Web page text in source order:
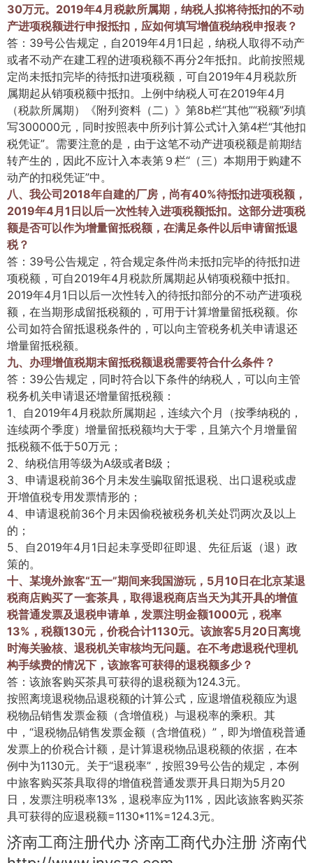
30万元。2019年4月税款所属期，纳税人拟将待抵扣的不动
产进项税额进行申报抵扣，应如何填写增值税纳税申报表？
答：39号公告规定，自2019年4月1日起，纳税人取得不动产
或者不动产在建工程的进项税额不再分2年抵扣。此前按照规
定尚未抵扣完毕的待抵扣进项税额，可自2019年4月税款所
属期起从销项税额中抵扣。上例中纳税人可在2019年4月
（税款所属期）《附列资料（二）》第8b栏“其他”“税额”列填
写300000元，同时按照表中所列计算公式计入第4栏“其他扣
税凭证”。需要注意的是，由于这笔不动产进项税额是前期结
转产生的，因此不应计入本表第９栏“（三）本期用于购建不
动产的扣税凭证”中。
八、我公司2018年自建的厂房，尚有40%待抵扣进项税额，
2019年4月1日以后一次性转入进项税额抵扣。这部分进项税
额是否可以作为增量留抵税额，在满足条件以后申请留抵退
税？
答：39号公告规定，符合规定条件尚未抵扣完毕的待抵扣进
项税额，可自2019年4月税款所属期起从销项税额中抵扣。
2019年4月1日以后一次性转入的待抵扣部分的不动产进项税
额，在当期形成留抵税额的，可用于计算增量留抵税额。你
公司如符合留抵退税条件的，可以向主管税务机关申请退还
增量留抵税额。
九、办理增值税期末留抵税额退税需要符合什么条件？
答：39公告规定，同时符合以下条件的纳税人，可以向主管
税务机关申请退还增量留抵税额：
1、自2019年4月税款所属期起，连续六个月（按季纳税的，
连续两个季度）增量留抵税额均大于零，且第六个月增量留
抵税额不低于50万元；
2、纳税信用等级为A级或者B级；
3、申请退税前36个月未发生骗取留抵退税、出口退税或虚
开增值税专用发票情形的；
4、申请退税前36个月未因偷税被税务机关处罚两次及以上
的；
5、自2019年4月1日起未享受即征即退、先征后返（退）政
策的。
十、某境外旅客“五一”期间来我国游玩，5月10日在北京某退
税商店购买了一套茶具，取得退税商店当天为其开具的增值
税普通发票及退税申请单，发票注明金额1000元，税率
13%，税额130元，价税合计1130元。该旅客5月20日离境
时海关验核、退税机关审核均无问题。在不考虑退税代理机
构手续费的情况下，该旅客可获得的退税额多少？
答：该旅客购买茶具可获得的退税额为124.3元。
按照离境退税物品退税额的计算公式，应退增值税额应为退
税物品销售发票金额（含增值税）与退税率的乘积。其
中，“退税物品销售发票金额（含增值税）”，即为增值税普通
发票上的价税合计额，是计算退税物品退税额的依据，在本
例中为1130元。关于“退税率”，按照39号公告的规定，本例
中旅客购买茶具取得的增值税普通发票开具日期为5月20
日，发票注明税率13%，退税率应为11%，因此该旅客购买茶
具可获得的应退税额=1130*11%=124.3元。
济南工商注册代办 济南工商代办注册 济南